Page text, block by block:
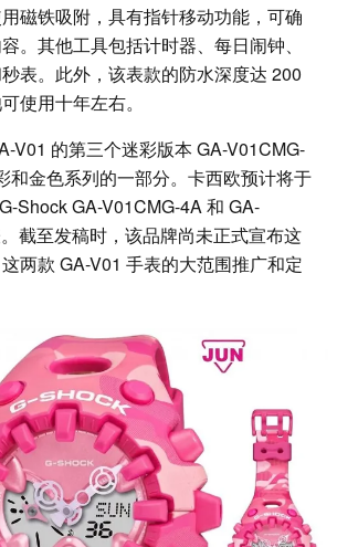
磁铁吸附，具有指针移动功能，可确
。其他工具包括计时器、每日闹钟、
表。此外，该表款的防水深度达 200
使用十年左右。
V01 的第三个迷彩版本 GA-V01CMG-
和金色系列的一部分。卡西欧预计将于
Shock GA-V01CMG-4A 和 GA-
截至发稿时，该品牌尚未正式宣布这
两款 GA-V01 手表的大范围推广和定